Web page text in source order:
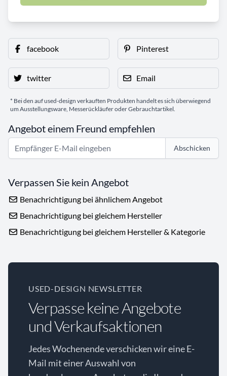
facebook Pinterest
twitter Email
* Bei den auf used-design verkauften Produkten handelt es sich überwiegend
um Ausstellungsware, Messerückläufer oder Gebrauchtartikel.
Angebot einem Freund empfehlen
Abschicken
Verpassen Sie kein Angebot
Benachrichtigung bei ähnlichem Angebot
Benachrichtigung bei gleichem Hersteller
Benachrichtigung bei gleichem Hersteller & Kategorie
USED-DESIGN NEWSLETTER
Verpasse keine Angebote
und Verkaufsaktionen
Jedes Wochenende verschicken wir eine E-
Mail mit einer Auswahl von